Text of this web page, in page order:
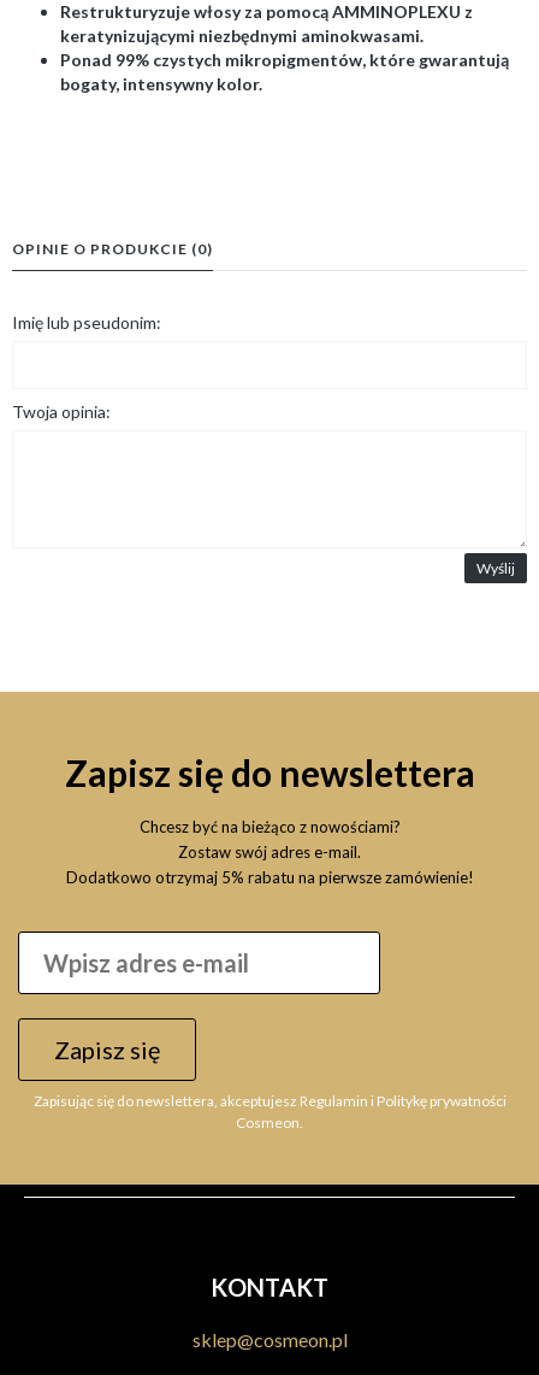
Restrukturyzuje włosy za pomocą AMMINOPLEXU z
keratynizującymi niezbędnymi aminokwasami.
Ponad 99% czystych mikropigmentów, które gwarantują
bogaty, intensywny kolor.
OPINIE O PRODUKCIE (0)
Imię lub pseudonim:
Twoja opinia:
Wyślij
Zapisz się do newslettera
Chcesz być na bieżąco z nowościami?
Zostaw swój adres e-mail.
Dodatkowo otrzymaj 5% rabatu na pierwsze zamówienie!
Zapisz się
Zapisując się do newslettera, akceptujesz Regulamin i Politykę prywatności
Cosmeon.
KONTAKT
sklep@cosmeon.pl